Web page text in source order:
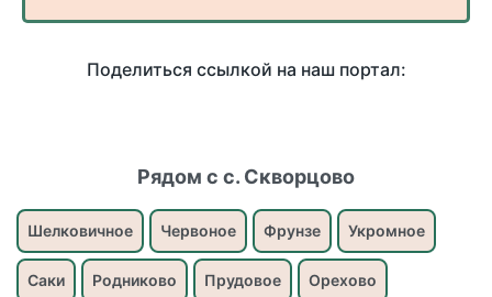
Поделиться ссылкой на наш портал:
Рядом с с. Скворцово
Шелковичное Червоное Фрунзе Укромное
Саки Родниково Прудовое Орехово